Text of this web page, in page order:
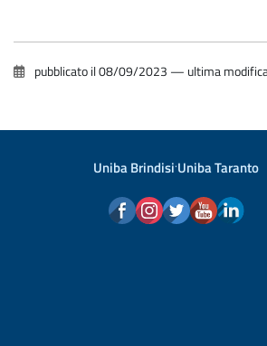
pubblicato il08/09/2023 — ultima
Uniba Brindisi·Uniba Taranto